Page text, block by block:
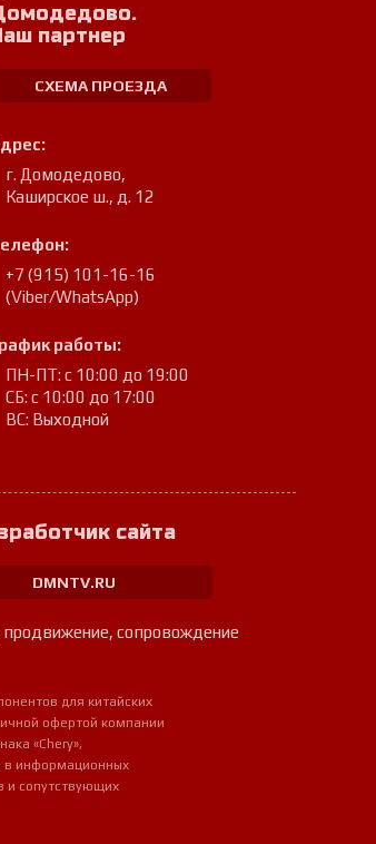
партнер
СХЕМА ПРОЕЗДА
г. Домодедово,
Каширское ш., д. 12
+7 (915) 101-16-16
(Viber/WhatsApp)
работы:
ПН-ПТ: с 10:00 до 19:00
СБ: с 10:00 до 17:00
ВС: Выходной
сайта
DMNTV.RU
продвижение, сопровождение
для китайских
офертой компании
«Chery»,
в информационных
и сопутствующих